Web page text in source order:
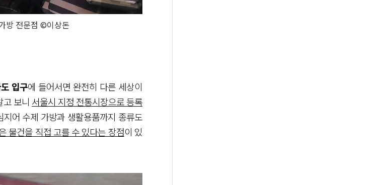
방 전문점 ©이상돈
입구에 들어서면 완전히 다른 세상이
보니 서울시 지정 전통시장으로 등록
어 수제 가방과 생활용품까지 종류도
물건을 직접 고를 수 있다는 장점이 있